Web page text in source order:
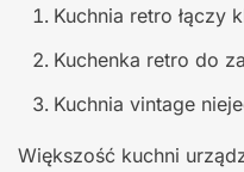
Kuchnia retro łączy
Kuchenka retro do
Kuchnia vintage
Większość kuchni